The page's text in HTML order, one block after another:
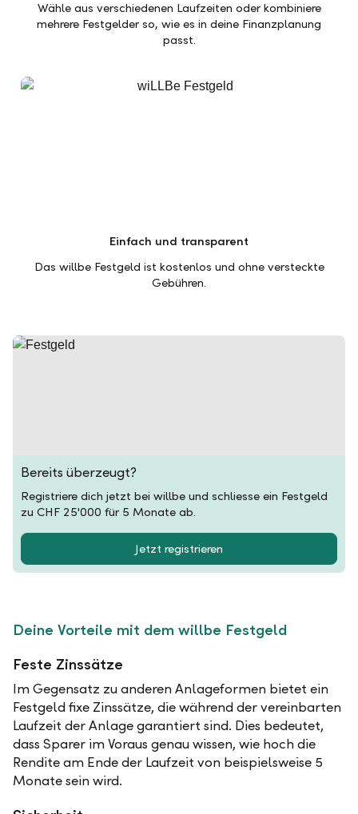
Wähle aus verschiedenen Laufzeiten oder kombiniere
mehrere Festgelder so, wie es in deine Finanzplanung
passt.
Einfach und transparent
Das willbe Festgeld ist kostenlos und ohne versteckte
Gebühren.
Bereits überzeugt?
Registriere dich jetzt bei willbe und schliesse ein Festgeld
zu CHF 25'000 für 5 Monate ab.
Jetzt registrieren
Deine Vorteile mit dem willbe Festgeld
Feste Zinssätze
Im Gegensatz zu anderen Anlageformen bietet ein
Festgeld fixe Zinssätze, die während der vereinbarten
Laufzeit der Anlage garantiert sind. Dies bedeutet,
dass Sparer im Voraus genau wissen, wie hoch die
Rendite am Ende der Laufzeit von beispielsweise 5
Monate sein wird.